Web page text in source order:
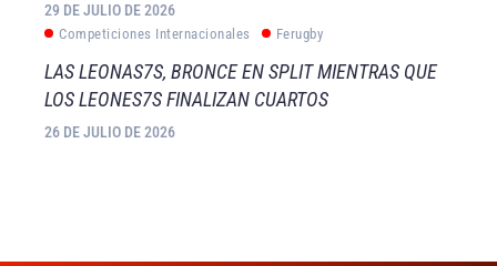
29 DE JULIO DE 2026
Competiciones Internacionales Ferugby
LAS LEONAS7S, BRONCE EN SPLIT MIENTRAS QUE
LOS LEONES7S FINALIZAN CUARTOS
26 DE JULIO DE 2026